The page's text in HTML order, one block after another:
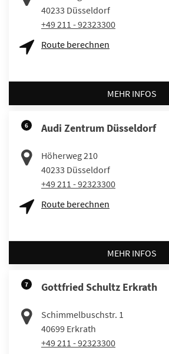
40233 Düsseldorf
+49 211 - 92323300
Route berechnen
MEHR INFOS
6 Audi Zentrum Düsseldorf
Höherweg 210
40233 Düsseldorf
+49 211 - 92323300
Route berechnen
MEHR INFOS
7 Gottfried Schultz Erkrath
Schimmelbuschstr. 1
40699 Erkrath
+49 211 - 92323300